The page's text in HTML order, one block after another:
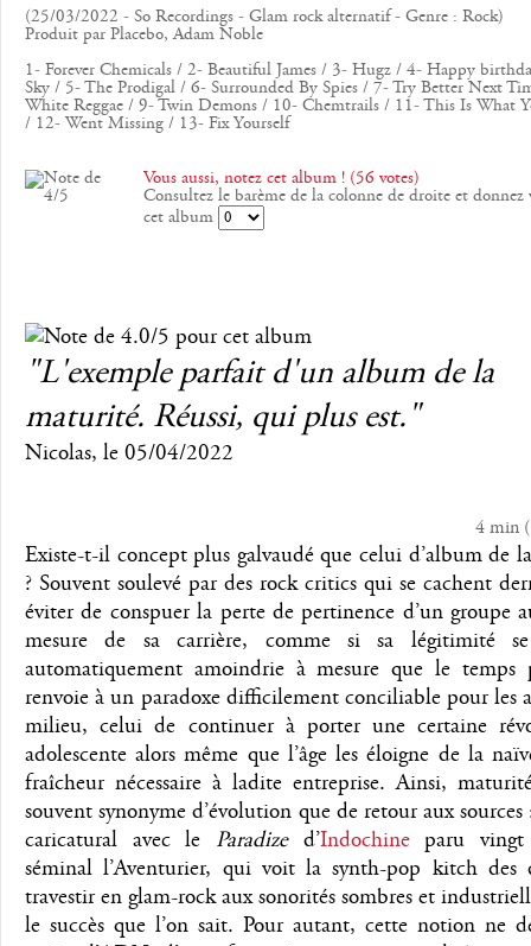
(25/03/2022 - So Recordings - Glam rock alternatif - Genre : Rock)
Produit par Placebo, Adam Noble
1- Forever Chemicals / 2- Beautiful James / 3- Hugz / 4- Happy
Sky / 5- The Prodigal / 6- Surrounded By Spies / 7- Try Better Next
White Reggae / 9- Twin Demons / 10- Chemtrails / 11- This Is What
/ 12- Went Missing / 13- Fix Yourself
Vous aussi, notez cet album ! (56 votes)
Consultez le barème de la colonne de droite et donnez
cet album
"L'exemple parfait d'un album de la
maturité. Réussi, qui plus est."
Nicolas, le 05/04/2022
4 min(
Existe-t-il concept plus galvaudé que celui d’album de
? Souvent soulevé par des rock critics qui se cachent
éviter de conspuer la perte de pertinence d’un groupe
mesure de sa carrière, comme si sa légitimité
automatiquement amoindrie à mesure que le temps
renvoie à un paradoxe difficilement conciliable pour les
milieu, celui de continuer à porter une certaine
adolescente alors même que l’âge les éloigne de la
fraîcheur nécessaire à ladite entreprise. Ainsi,
souvent synonyme d’évolution que de retour aux
caricatural avec le Paradized’Indochineparu vingt
séminal l’Aventurier, qui voit la synth-pop kitch des
travestir en glam-rock aux sonorités sombres et
le succès que l’on sait. Pour autant, cette notion ne